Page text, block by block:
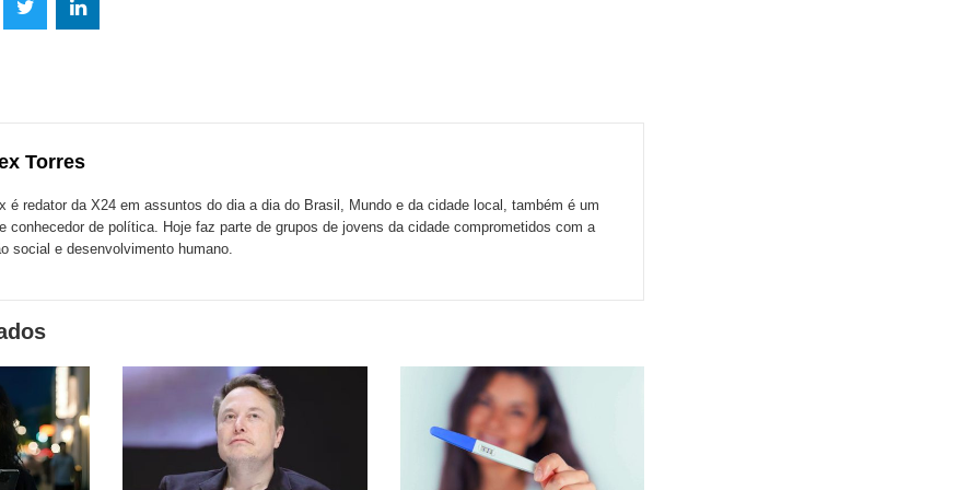
Torres
é redator da X24 em assuntos do dia a dia do Brasil, Mundo e da cidade local, também é um
conhecedor de política. Hoje faz parte de grupos de jovens da cidade comprometidos com a
social e desenvolvimento humano.